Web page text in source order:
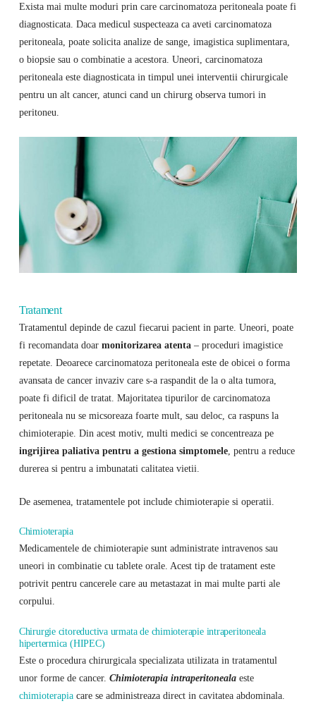
Exista mai multe moduri prin care carcinomatoza peritoneala poate fi
diagnosticata. Daca medicul suspecteaza ca aveti carcinomatoza
peritoneala, poate solicita analize de sange, imagistica suplimentara,
o biopsie sau o combinatie a acestora. Uneori, carcinomatoza
peritoneala este diagnosticata in timpul unei interventii chirurgicale
pentru un alt cancer, atunci cand un chirurg observa tumori in
peritoneu.
Tratament
Tratamentul depinde de cazul fiecarui pacient in parte. Uneori, poate
fi recomandata doar monitorizarea atenta– proceduri imagistice
repetate. Deoarece carcinomatoza peritoneala este de obicei o forma
avansata de cancer invaziv care s-a raspandit de la o alta tumora,
poate fi dificil de tratat. Majoritatea tipurilor de carcinomatoza
peritoneala nu se micsoreaza foarte mult, sau deloc, ca raspuns la
chimioterapie. Din acest motiv, multi medici se concentreaza pe
ingrijirea paliativa pentru a gestiona simptomele, pentru a reduce
durerea si pentru a imbunatati calitatea vietii.
De asemenea, tratamentele pot include chimioterapie si operatii.
Chimioterapia
Medicamentele de chimioterapie sunt administrate intravenos sau
uneori in combinatie cu tablete orale. Acest tip de tratament este
potrivit pentru cancerele care au metastazat in mai multe parti ale
corpului.
Chirurgie citoreductiva urmata de chimioterapie intraperitoneala
hipertermica (HIPEC)
Este o procedura chirurgicala specializata utilizata in tratamentul
unor forme de cancer. Chimioterapia intraperitonealaeste
chimioterapiacare se administreaza direct in cavitatea abdominala.